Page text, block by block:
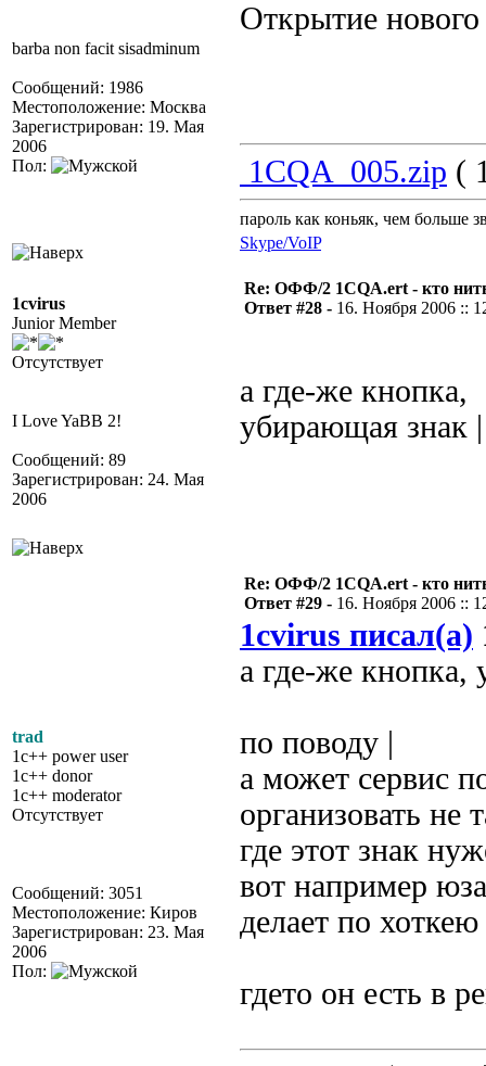
barba non facit sisadminum
Сообщений: 1986
Местоположение: Москва
Зарегистрирован: 19. Мая
2006
Пол:
Открытие
1CQA_005.zip (
пароль как коньяк, чем больше
Skype/VoIP
1cvirus
Junior Member
Отсутствует
I Love YaBB 2!
Сообщений: 89
Зарегистрирован: 24. Мая
2006
Re: ОФФ/2 1CQA.ert - кто
Ответ #28 - 16. Ноября 2006 ::
а где-же кнопка,
убирающая знак
trad
1c++ power user
1c++ donor
1c++ moderator
Отсутствует
Сообщений: 3051
Местоположение: Киров
Зарегистрирован: 23. Мая
2006
Пол:
Re: ОФФ/2 1CQA.ert - кто
Ответ #29 - 16. Ноября 2006 ::
1cvirus писал(а)
а где-же кнопка,
по поводу |
а может сервис
организовать не
где этот знак
вот например
делает по хоткею
гдето он есть в